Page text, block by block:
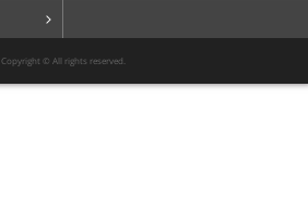
Copyright © All rights reserved.